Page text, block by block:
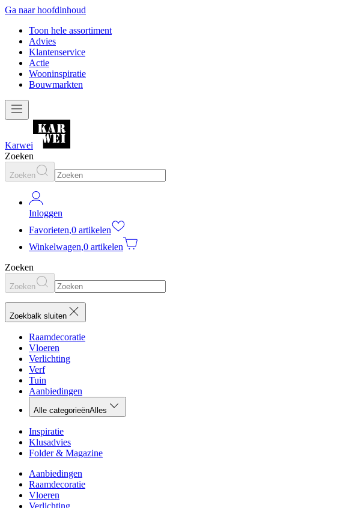
Ga naar hoofdinhoud
Toon hele assortiment
Advies
Klantenservice
Actie
Wooninspiratie
Bouwmarkten
Karwei
Zoeken
Zoeken
Inloggen
Favorieten,0 artikelen
Winkelwagen,0 artikelen
Zoeken
Zoeken
Zoekbalk sluiten
Raamdecoratie
Vloeren
Verlichting
Verf
Tuin
Aanbiedingen
Alle categorieënAlles
Inspiratie
Klusadvies
Folder & Magazine
Aanbiedingen
Raamdecoratie
Vloeren
Verlichting